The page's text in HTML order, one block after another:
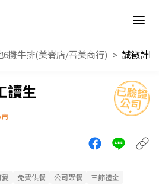
6攤牛排(美崙店/吾美商行) 誠徵計
讀生
免費供餐 公司聚餐 三節禮金